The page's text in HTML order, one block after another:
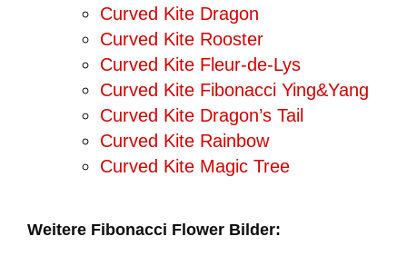
Curved Kite Dragon
Curved Kite Rooster
Curved Kite Fleur-de-Lys
Curved Kite Fibonacci Ying&Yang
Curved Kite Dragon’s Tail
Curved Kite Rainbow
Curved Kite Magic Tree
Weitere Fibonacci Flower Bilder: